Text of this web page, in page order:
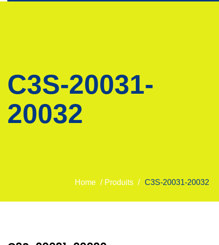
C3S-20031-
20032
Home / Produits / C3S-20031-20032